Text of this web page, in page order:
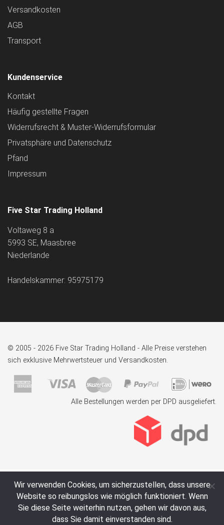
Versandkosten
AGB
Transport
Kundenservice
Kontakt
Häufig gestellte Fragen
Widerrufsrecht & Muster-Widerrufsformular
Privatsphäre und Datenschutz
Pfand
Impressum
Five Star Trading Holland
Voltaweg 8 a
5993 SE, Maasbree
Niederlande
Handelskammer: 95975179
© 2005 - 2026 Five Star Trading Holland - Alle Preise verstehen
sich exklusive Mehrwertsteuer und Versandkosten.
Alle Bestellungen werden per DPD ausgeliefert.
Wir verwenden Cookies, um sicherzustellen, dass unsere
Website so reibungslos wie möglich funktioniert. Wenn
Sie diese Seite weiterhin nutzen, gehen wir davon aus,
dass Sie damit einverstanden sind.